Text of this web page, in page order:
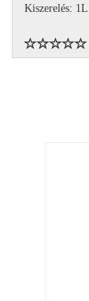
Kiszerelés: 1L